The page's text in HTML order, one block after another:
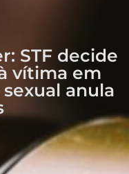
STF decide
vítima em
anula